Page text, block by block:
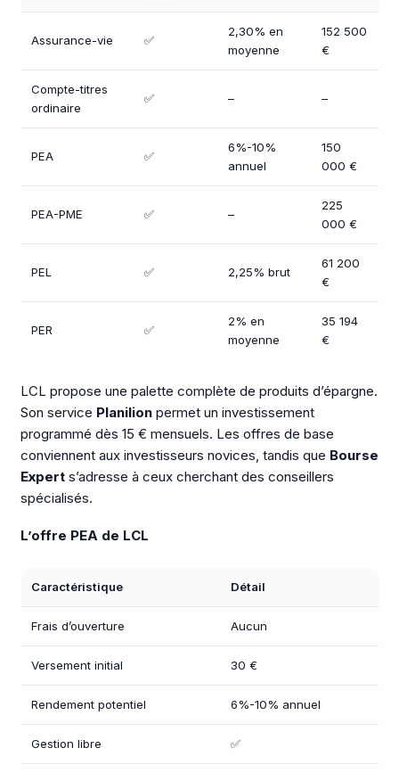
Assurance-vie ✅
2,30% en
moyenne
152 500
€
Compte-titres
ordinaire
✅ – –
PEA ✅
6%-10%
annuel
150
000 €
PEA-PME ✅ –
225
000 €
PEL ✅ 2,25% brut
61 200
€
PER ✅
2% en
moyenne
35 194
€
LCL propose une palette complète de produits d’épargne.
Son service Planilionpermet un investissement
programmé dès 15 € mensuels. Les offres de base
conviennent aux investisseurs novices, tandis que Bourse
Experts’adresse à ceux cherchant des conseillers
spécialisés.
L’offre PEA de LCL
Caractéristique Détail
Frais d’ouverture Aucun
Versement initial 30 €
Rendement potentiel 6%-10% annuel
Gestion libre ✅